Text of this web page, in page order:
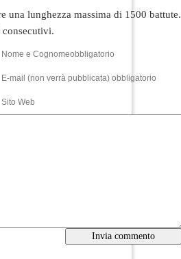
una lunghezza massima di 1500 battute.
consecutivi.
Nome e Cognomeobbligatorio
E-mail (non verrà pubblicata) obbligatorio
Sito Web